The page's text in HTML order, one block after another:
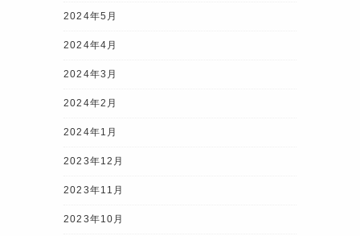
2024年5月
2024年4月
2024年3月
2024年2月
2024年1月
2023年12月
2023年11月
2023年10月